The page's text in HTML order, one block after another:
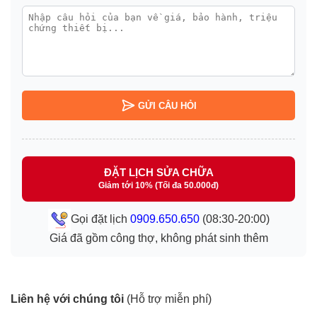
GỬI CÂU HỎI
ĐẶT LỊCH SỬA CHỮA
Giảm tới 10% (Tối đa 50.000đ)
Gọi đặt lịch 0909.650.650(08:30-20:00)
Giá đã gồm công thợ, không phát sinh thêm
Liên hệ với chúng tôi (Hỗ trợ miễn phí)